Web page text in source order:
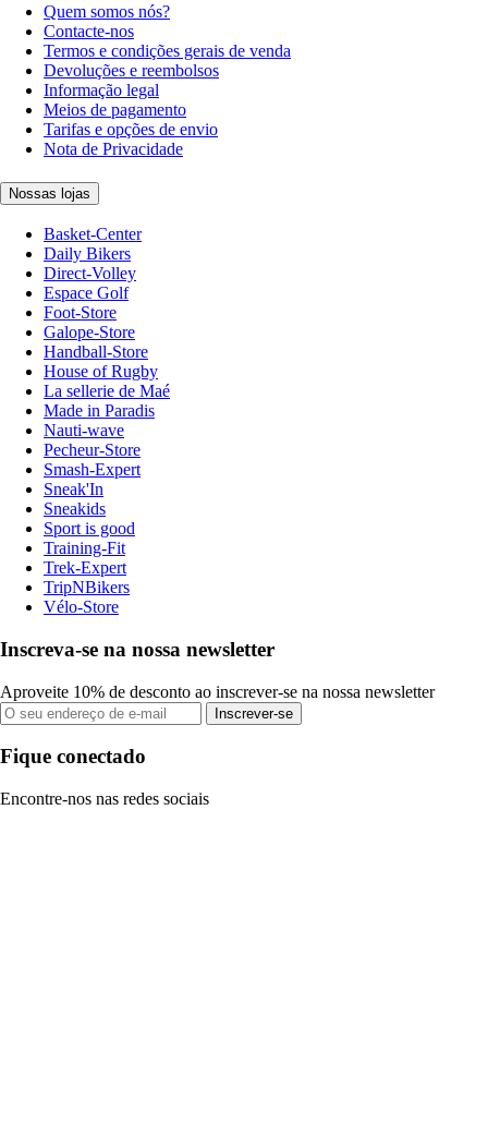
Quem somos nós?
Contacte-nos
Termos e condições gerais de venda
Devoluções e reembolsos
Informação legal
Meios de pagamento
Tarifas e opções de envio
Nota de Privacidade
Nossas lojas
Basket-Center
Daily Bikers
Direct-Volley
Espace Golf
Foot-Store
Galope-Store
Handball-Store
House of Rugby
La sellerie de Maé
Made in Paradis
Nauti-wave
Pecheur-Store
Smash-Expert
Sneak'In
Sneakids
Sport is good
Training-Fit
Trek-Expert
TripNBikers
Vélo-Store
Inscreva-se na nossa newsletter
Aproveite 10% de desconto ao inscrever-se na nossa newsletter
Inscrever-se
Fique conectado
Encontre-nos nas redes sociais